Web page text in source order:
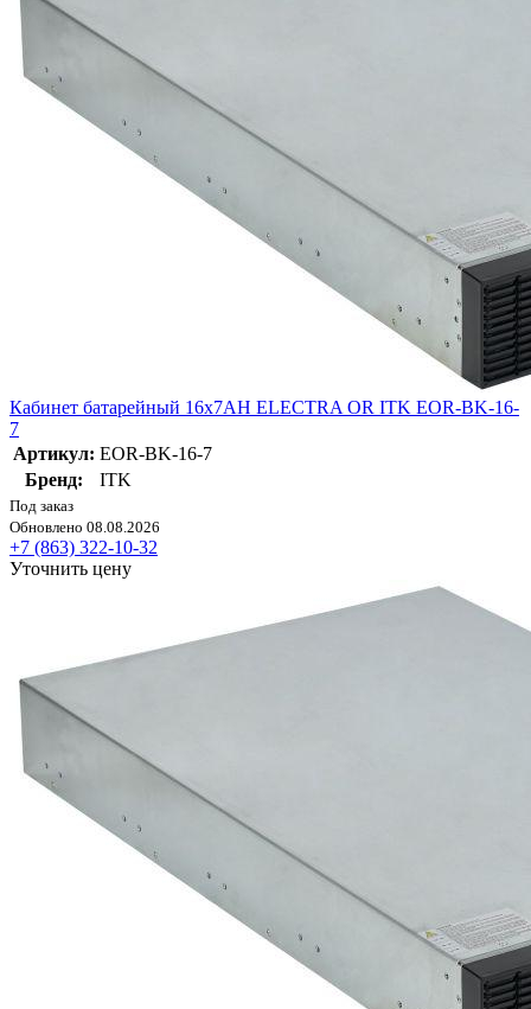
Кабинет батарейный 16х7AH ELECTRA OR ITK EOR-BK-16-
7
Артикул: EOR-BK-16-7
Бренд:
ITK
Под заказ
Обновлено 08.08.2026
+7 (863) 322-10-32
Уточнить цену